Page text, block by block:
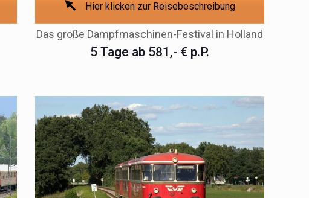
Hier klicken zur Reisebeschreibung
Das große Dampfmaschinen-Festival in Holland
5 Tage ab 581,- € p.P.